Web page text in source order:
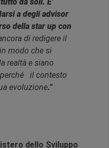
da soli. E’
a degli advisor
della star up con
di redigere il
modo che si
realtà e siano
il contesto
evoluzione.”
dello Sviluppo